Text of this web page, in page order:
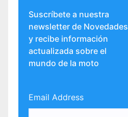
Suscríbete a nuestra
newsletter de Novedades
y recibe información
actualizada sobre el
mundo de la moto
Email Address